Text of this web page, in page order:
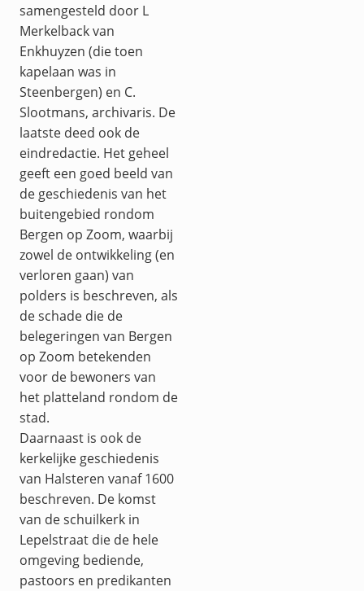
samengesteld door L
Merkelback van
Enkhuyzen (die toen
kapelaan was in
Steenbergen) en C.
Slootmans, archivaris. De
laatste deed ook de
eindredactie. Het geheel
geeft een goed beeld van
de geschiedenis van het
buitengebied rondom
Bergen op Zoom, waarbij
zowel de ontwikkeling (en
verloren gaan) van
polders is beschreven, als
de schade die de
belegeringen van Bergen
op Zoom betekenden
voor de bewoners van
het platteland rondom de
stad.
Daarnaast is ook de
kerkelijke geschiedenis
van Halsteren vanaf 1600
beschreven. De komst
van de schuilkerk in
Lepelstraat die de hele
omgeving bediende,
pastoors en predikanten